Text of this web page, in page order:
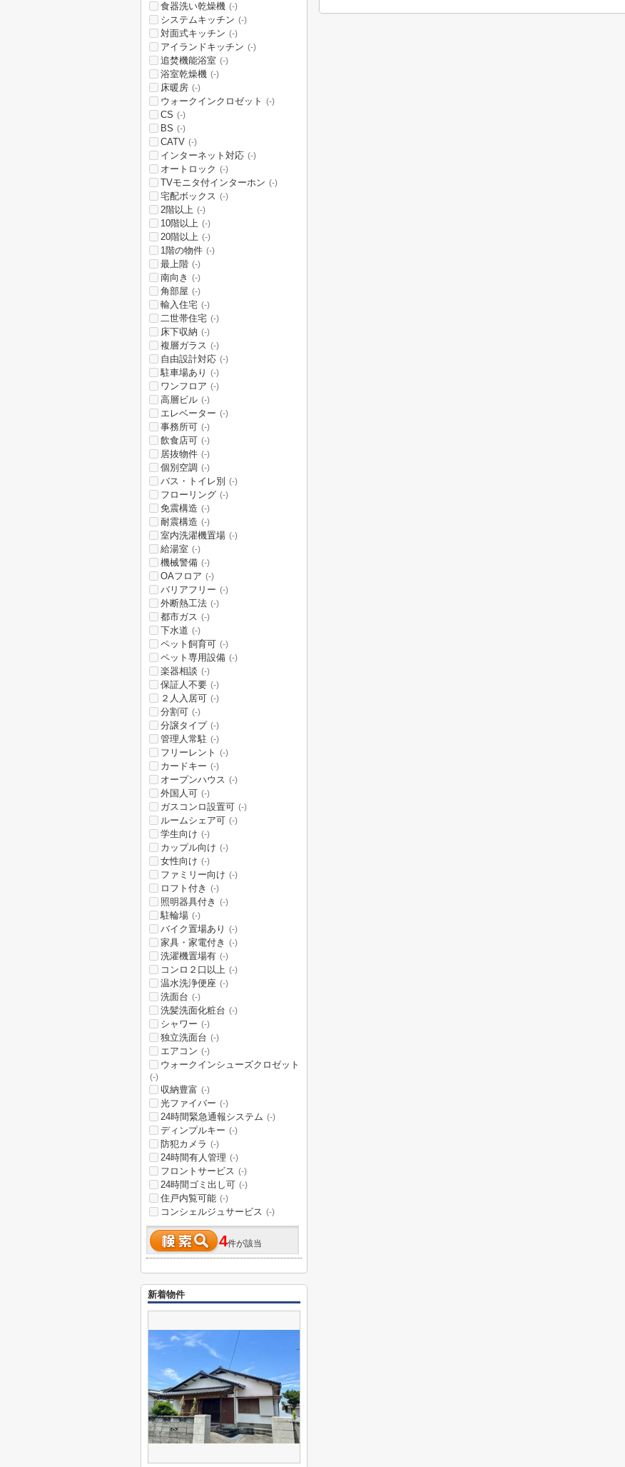
食器洗い乾燥機 (-)
システムキッチン (-)
対面式キッチン (-)
アイランドキッチン (-)
追焚機能浴室 (-)
浴室乾燥機 (-)
床暖房 (-)
ウォークインクロゼット (-)
CS (-)
BS (-)
CATV (-)
インターネット対応 (-)
オートロック (-)
TVモニタ付インターホン (-)
宅配ボックス (-)
2階以上 (-)
10階以上 (-)
20階以上 (-)
1階の物件 (-)
最上階 (-)
南向き (-)
角部屋 (-)
輸入住宅 (-)
二世帯住宅 (-)
床下収納 (-)
複層ガラス (-)
自由設計対応 (-)
駐車場あり (-)
ワンフロア (-)
高層ビル (-)
エレベーター (-)
事務所可 (-)
飲食店可 (-)
居抜物件 (-)
個別空調 (-)
バス・トイレ別 (-)
フローリング (-)
免震構造 (-)
耐震構造 (-)
室内洗濯機置場 (-)
給湯室 (-)
機械警備 (-)
OAフロア (-)
バリアフリー (-)
外断熱工法 (-)
都市ガス (-)
下水道 (-)
ペット飼育可 (-)
ペット専用設備 (-)
楽器相談 (-)
保証人不要 (-)
２人入居可 (-)
分割可 (-)
分譲タイプ (-)
管理人常駐 (-)
フリーレント (-)
カードキー (-)
オープンハウス (-)
外国人可 (-)
ガスコンロ設置可 (-)
ルームシェア可 (-)
学生向け (-)
カップル向け (-)
女性向け (-)
ファミリー向け (-)
ロフト付き (-)
照明器具付き (-)
駐輪場 (-)
バイク置場あり (-)
家具・家電付き (-)
洗濯機置場有 (-)
コンロ２口以上 (-)
温水洗浄便座 (-)
洗面台 (-)
洗髪洗面化粧台 (-)
シャワー (-)
独立洗面台 (-)
エアコン (-)
ウォークインシューズクロゼット
(-)
収納豊富 (-)
光ファイバー (-)
24時間緊急通報システム (-)
ディンプルキー (-)
防犯カメラ (-)
24時間有人管理 (-)
フロントサービス (-)
24時間ゴミ出し可 (-)
住戸内覧可能 (-)
コンシェルジュサービス (-)
4件が該当
新着物件